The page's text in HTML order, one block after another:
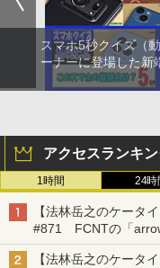
スマホ5秒クイズ（
ーナーに登場した新
アクセスランキ
1時間 24時
【法林岳之のケータ
#871 FCNTの「
【法林岳之のケータ